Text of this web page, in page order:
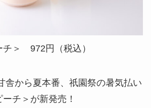
チ＞ 972円（税込）
舎から夏本番、祇園祭の暑気払い
チ＞が新発売！